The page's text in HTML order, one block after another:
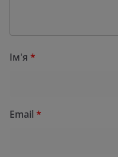
Ім'я *
Email *